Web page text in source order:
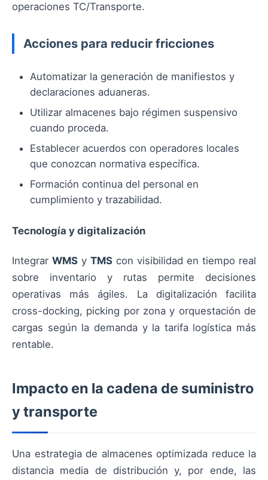
operaciones TC/Transporte.
Acciones para reducir fricciones
Automatizar la generación de manifiestos y
declaraciones aduaneras.
Utilizar almacenes bajo régimen suspensivo
cuando proceda.
Establecer acuerdos con operadores locales
que conozcan normativa específica.
Formación continua del personal en
cumplimiento y trazabilidad.
Tecnología y digitalización
Integrar WMS y TMS con visibilidad en tiempo real
sobre inventario y rutas permite decisiones
operativas más ágiles. La digitalización facilita
cross-docking, picking por zona y orquestación de
cargas según la demanda y la tarifa logística más
rentable.
Impacto en la cadena de suministro
y transporte
Una estrategia de almacenes optimizada reduce la
distancia media de distribución y, por ende, las